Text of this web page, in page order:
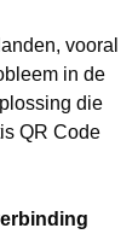
vooral
in de
die
QR Code